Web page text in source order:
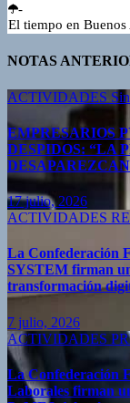
-
El tiempo en Buenos
NOTAS
ACTIVIDADES
EMPRESARIOS
DESPIDOS: “LA
17 julio, 2026
ACTIVIDADES
La Confederación
SYSTEM firman
transformación
7 julio, 2026
ACTIVIDADES
La Confederación
Laborales firman